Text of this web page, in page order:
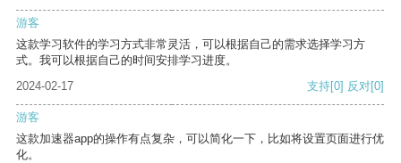
游客
这款学习软件的学习方式非常灵活，可以根据自己的需求选择学习方
式。我可以根据自己的时间安排学习进度。
2024-02-17
支持[0] 反对[0]
游客
这款加速器app的操作有点复杂，可以简化一下，比如将设置页面进行优
化。